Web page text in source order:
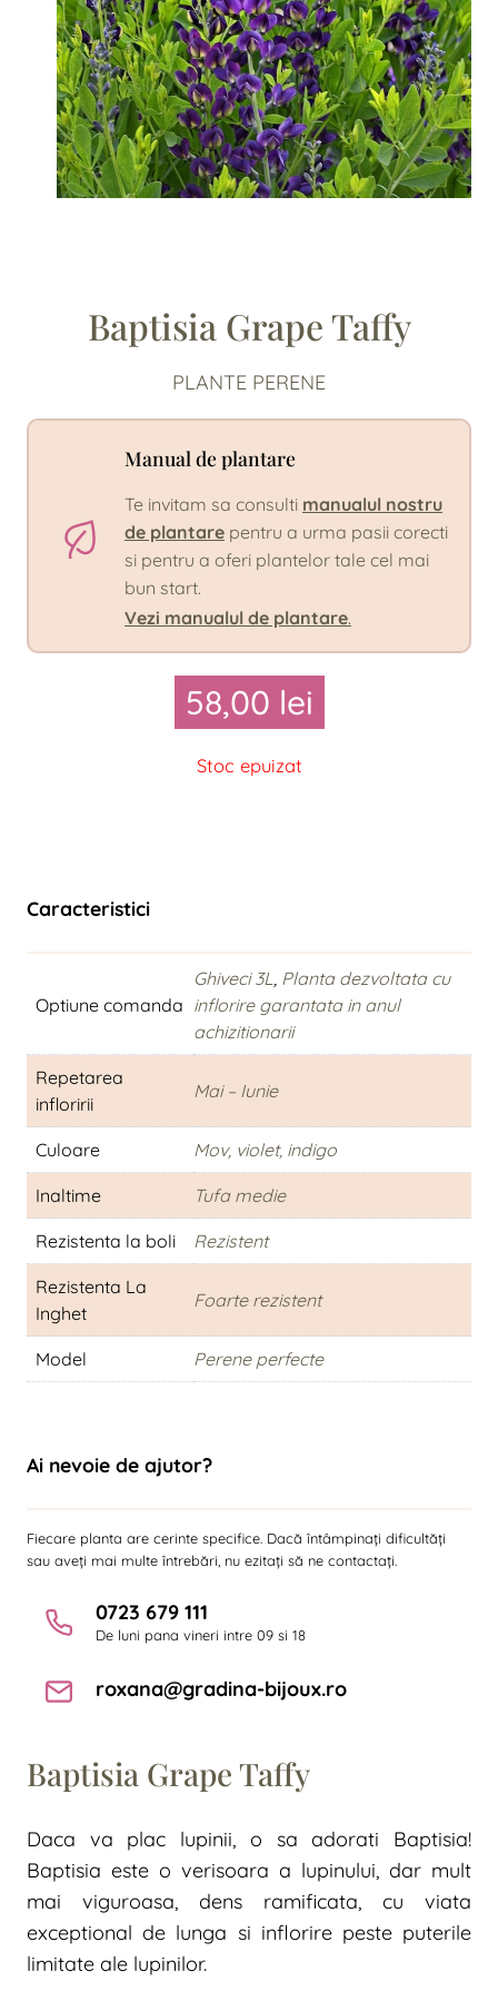
Baptisia Grape Taffy
PLANTE PERENE
Manual de plantare
Te invitam sa consulti manualul nostru
de plantare pentru a urma pasii corecti
si pentru a oferi plantelor tale cel mai
bun start.
Vezi manualul de plantare.
58,00 lei
Stoc epuizat
Caracteristici
Optiune comanda
Ghiveci 3L
Planta dezvoltata cu
inflorire garantata in anul
achizitionarii
Repetarea
infloririi
Mai – Iunie
Culoare Mov, violet, indigo
Inaltime Tufa medie
Rezistenta la boli Rezistent
Rezistenta La
Inghet
Foarte rezistent
Model Perene perfecte
Ai nevoie de ajutor?
Fiecare planta are cerinte specifice. Dacă întâmpinați dificultăți
sau aveți mai multe întrebări, nu ezitați să ne contactați.
0723 679 111
De luni pana vineri intre 09 si 18
roxana@gradina-bijoux.ro
Baptisia Grape Taffy
Daca va plac lupinii, o sa adorati Baptisia!
Baptisia este o verisoara a lupinului, dar mult
mai viguroasa, dens ramificata, cu viata
exceptional de lunga si inflorire peste puterile
limitate ale lupinilor.